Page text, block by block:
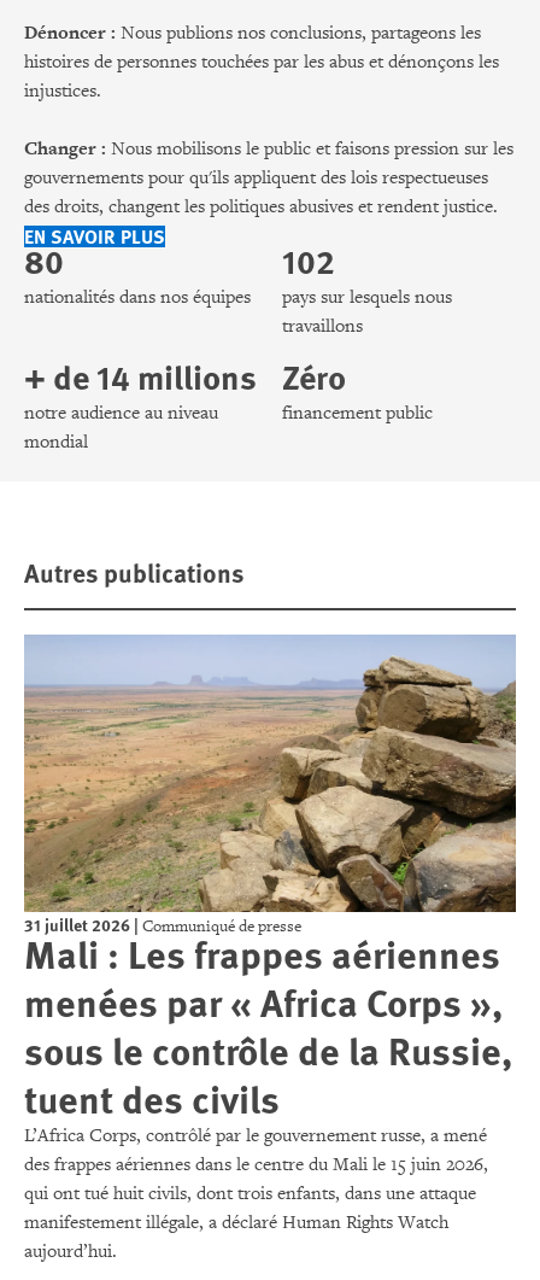
Dénoncer : Nous publions nos conclusions, partageons les
histoires de personnes touchées par les abus et dénonçons les
injustices.
Changer : Nous mobilisons le public et faisons pression sur les
gouvernements pour qu'ils appliquent des lois respectueuses
des droits, changent les politiques abusives et rendent justice.
EN SAVOIR PLUS
80
nationalités dans nos équipes
102
pays sur lesquels nous
travaillons
+ de 14 millions
notre audience au niveau
mondial
Zéro
financement public
Autres publications
31 juillet 2026 | Communiqué de presse
Mali : Les frappes aériennes
menées par « Africa Corps »,
sous le contrôle de la Russie,
tuent des civils
L’Africa Corps, contrôlé par le gouvernement russe, a mené
des frappes aériennes dans le centre du Mali le 15 juin 2026,
qui ont tué huit civils, dont trois enfants, dans une attaque
manifestement illégale, a déclaré Human Rights Watch
aujourd’hui.